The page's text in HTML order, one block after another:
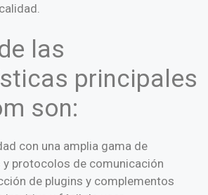
las
principales
son:
con una amplia gama de
protocolos de comunicación
de plugins y complementos